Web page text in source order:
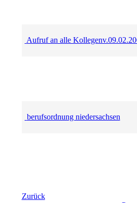
Aufruf an alle
berufsordnung niedersachsen
Zurück